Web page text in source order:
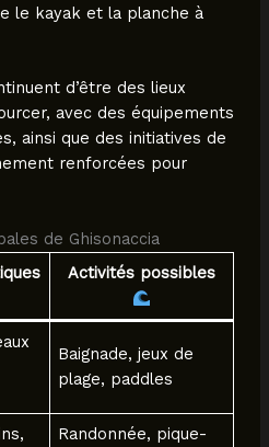
le kayak et la planche à
d’être des lieux
avec des équipements
ainsi que des initiatives de
renforcées pour
de Ghisonaccia
Activités possibles
Baignade, jeux de
plage, paddles
Randonnée, pique-